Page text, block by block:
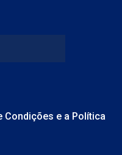
Condições e a Política